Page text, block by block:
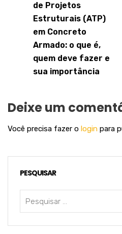
de Projetos
Estruturais (ATP)
em Concreto
Armado: o que é,
quem deve fazer e
sua importância
Deixe um
Você precisa fazer o login para
PESQUISAR